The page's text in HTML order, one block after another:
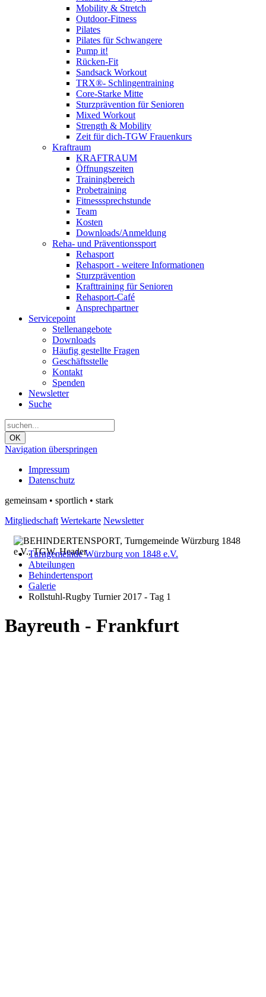
Mobility & Stretch
Outdoor-Fitness
Pilates
Pilates für Schwangere
Pump it!
Rücken-Fit
Sandsack Workout
TRX®- Schlingentraining
Core-Starke Mitte
Sturzprävention für Senioren
Mixed Workout
Strength & Mobility
Zeit für dich-TGW Frauenkurs
Kraftraum
KRAFTRAUM
Öffnungszeiten
Trainingbereich
Probetraining
Fitnesssprechstunde
Team
Kosten
Downloads/Anmeldung
Reha- und Präventionssport
Rehasport
Rehasport - weitere Informationen
Sturzprävention
Krafttraining für Senioren
Rehasport-Café
Ansprechpartner
Servicepoint
Stellenangebote
Downloads
Häufig gestellte Fragen
Geschäftsstelle
Kontakt
Spenden
Newsletter
Suche
OK
Navigation überspringen
Impressum
Datenschutz
gemeinsam • sportlich • stark
Mitgliedschaft Wertekarte Newsletter
Turngemeinde Würzburg von 1848 e.V.
Abteilungen
Behindertensport
Galerie
Rollstuhl-Rugby Turnier 2017 - Tag 1
Bayreuth - Frankfurt